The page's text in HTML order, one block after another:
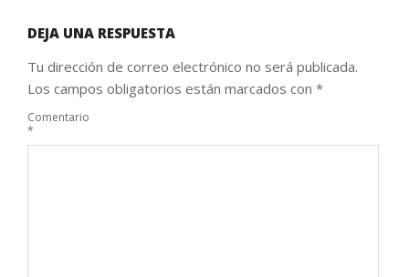
DEJA UNA RESPUESTA
Tu dirección de correo electrónico no será publicada.
Los campos obligatorios están marcados con *
Comentario
*